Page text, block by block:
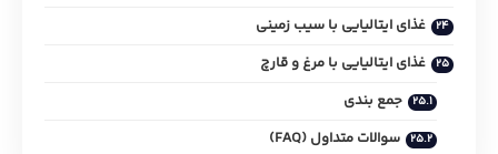
غذای ایتالیایی با سیب ‌زمینی
غذای ایتالیایی با مرغ و قارچ
جمع بندی
سوالات متداول (FAQ)